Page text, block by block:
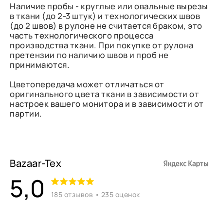
Наличие пробы - круглые или овальные вырезы
в ткани (до 2-3 штук) и технологических швов
(до 2 швов) в рулоне не считается браком, это
часть технологического процесса
производства ткани. При покупке от рулона
претензии по наличию швов и проб не
принимаются.
Цветопередача может отличаться от
оригинального цвета ткани в зависимости от
настроек вашего монитора и в зависимости от
партии.
Bazaar-Tex
5,0 185 отзывов • 235 оценок